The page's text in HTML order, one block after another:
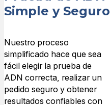
Simple y Seguro
Nuestro proceso
simplificado hace que sea
fácil elegir la prueba de
ADN correcta, realizar un
pedido seguro y obtener
resultados confiables con